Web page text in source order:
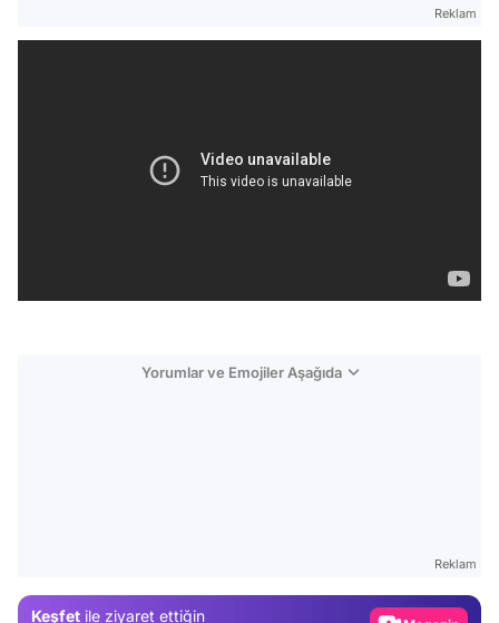
Reklam
Yorumlar ve Emojiler Aşağıda
Reklam
Keşfet ile ziyaret ettiğin